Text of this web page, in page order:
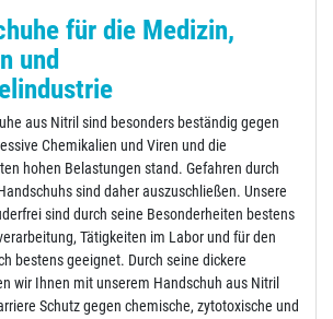
für die Medizin,
und
aus Nitril sind besonders beständig gegen
Chemikalien und Viren und die
hohen Belastungen stand. Gefahren durch
sind daher auszuschließen. Unsere
sind durch seine Besonderheiten bestens
Tätigkeiten im Labor und für den
bestens geeignet. Durch seine dickere
wir Ihnen mit unserem Handschuh aus Nitril
Schutz gegen chemische, zytotoxische und